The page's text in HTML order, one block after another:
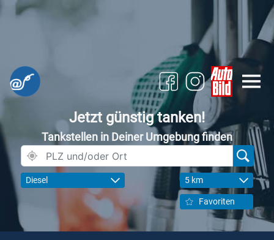
Jetzt günstig tanken!
Tankstellen in Deiner Umgebung finden
Diesel 5 km
Favoriten